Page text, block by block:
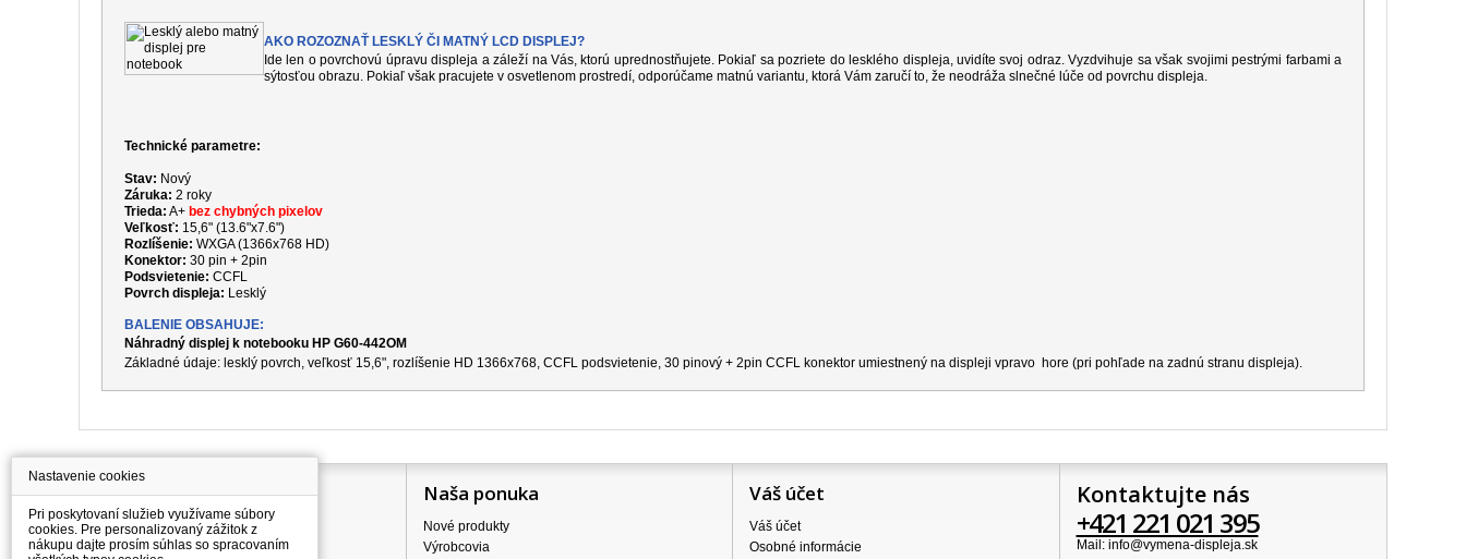
AKO ROZOZNAŤ LESKLÝ ČI MATNÝ LCD DISPLEJ?
Ide len o povrchovú úpravu displeja a záleží na Vás, ktorú uprednostňujete. Pokiaľ sa pozriete do lesklého displeja, uvidíte svoj odraz. Vyzdvihuje sa však svojimi pestrými farbami a
sýtosťou obrazu. Pokiaľ však pracujete v osvetlenom prostredí, odporúčame matnú variantu, ktorá Vám zaručí to, že neodráža slnečné lúče od povrchu displeja.
Technické parametre:
Stav: Nový
Záruka: 2 roky
Trieda: A+ bez chybných pixelov
Veľkosť: 15,6" (13.6"x7.6")
Rozlíšenie: WXGA (1366x768 HD)
Konektor: 30 pin + 2pin
Podsvietenie: CCFL
Povrch displeja: Lesklý
BALENIE OBSAHUJE:
Náhradný displej k notebooku HP G60-442OM
Základné údaje: lesklý povrch, veľkosť 15,6", rozlíšenie HD 1366x768, CCFL podsvietenie, 30 pinový + 2pin CCFL konektor umiestnený na displeji vpravo hore (pri pohľade na zadnú stranu displeja).
Information
Všetko o nákupe
Ceny dopravného
Naša ponuka
Nové produkty
Výrobcovia
Váš účet
Váš účet
Osobné informácie
Kontaktujte nás
+421 221 021 395
Mail: info@vymena-displeja.sk
Nastavenie cookies
Pri poskytovaní služieb využívame súbory
cookies. Pre personalizovaný zážitok z
nákupu dajte prosím súhlas so spracovaním